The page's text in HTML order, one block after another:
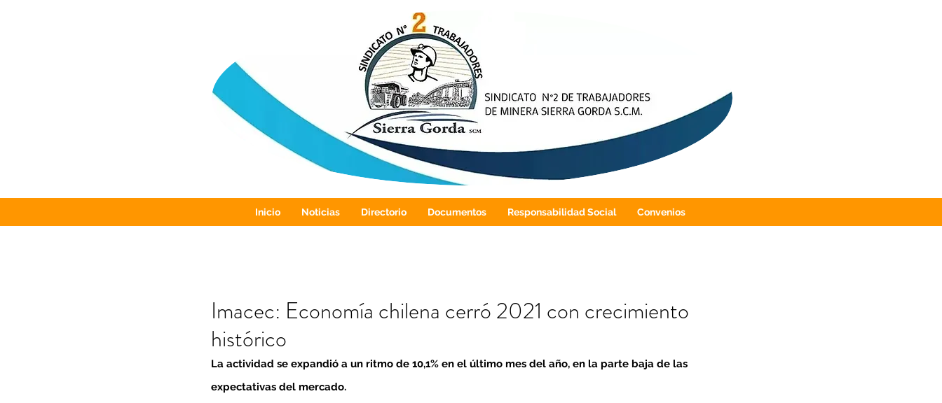
Inicio Noticias Directorio Documentos Responsabilidad Social Convenios
Imacec: Economía chilena cerró 2021 con crecimiento
histórico
La actividad se expandió a un ritmo de 10,1% en el último mes del año, en la parte baja de las
expectativas del mercado.